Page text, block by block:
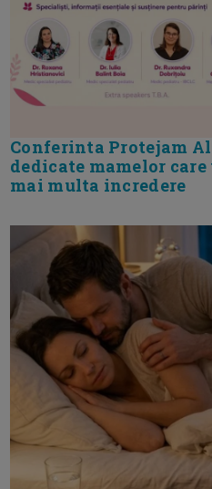
Conferinta Protejam
dedicate mamelor
mai multa incredere